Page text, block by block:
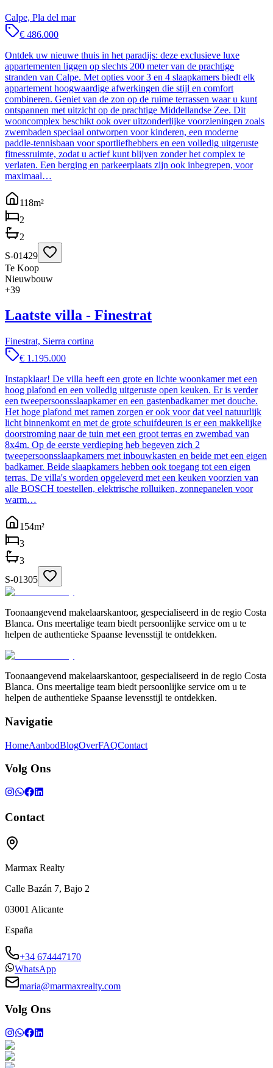
Calpe, Pla del mar
€ 486.000
Ontdek uw nieuwe thuis in het paradijs: deze exclusieve luxe
appartementen liggen op slechts 200 meter van de prachtige
stranden van Calpe. Met opties voor 3 en 4 slaapkamers biedt elk
appartement hoogwaardige afwerkingen die stijl en comfort
combineren. Geniet van de zon op de ruime terrassen waar u kunt
ontspannen met uitzicht op de prachtige Middellandse Zee. Dit
wooncomplex beschikt ook over uitzonderlijke voorzieningen zoals
zwembaden speciaal ontworpen voor kinderen, een moderne
paddle-tennisbaan voor sportliefhebbers en een volledig uitgeruste
fitnessruimte, zodat u actief kunt blijven zonder het complex te
verlaten. Een berging en parkeerplaats zijn ook inbegrepen, voor
maximaal…
118m²
2
2
S-01429
Te Koop
Nieuwbouw
+39
Laatste villa - Finestrat
Finestrat, Sierra cortina
€ 1.195.000
Instapklaar! De villa heeft een grote en lichte woonkamer met een
hoog plafond en een volledig uitgeruste open keuken. Er is verder
een tweepersoonsslaapkamer en een gastenbadkamer met douche.
Het hoge plafond met ramen zorgen er ook voor dat veel natuurlijk
licht binnenkomt en met de grote schuifdeuren is er een makkelijke
doorstroming naar de tuin met een groot terras en zwembad van
8x4m. Op de eerste verdieping heb begeven zich 2
tweepersoonsslaapkamers met inbouwkasten en beide met een eigen
badkamer. Beide slaapkamers hebben ook toegang tot een eigen
terras. De villa's worden opgeleverd met een keuken voorzien van
alle BOSCH toestellen, elektrische rolluiken, zonnepanelen voor
warm…
154m²
3
3
S-01305
Toonaangevend makelaarskantoor, gespecialiseerd in de regio Costa
Blanca. Ons meertalige team biedt persoonlijke service om u te
helpen de authentieke Spaanse levensstijl te ontdekken.
Toonaangevend makelaarskantoor, gespecialiseerd in de regio Costa
Blanca. Ons meertalige team biedt persoonlijke service om u te
helpen de authentieke Spaanse levensstijl te ontdekken.
Navigatie
HomeAanbodBlogOverFAQContact
Volg Ons
Contact
Marmax Realty
Calle Bazán 7, Bajo 2
03001 Alicante
España
+34 674447170
WhatsApp
maria@marmaxrealty.com
Volg Ons